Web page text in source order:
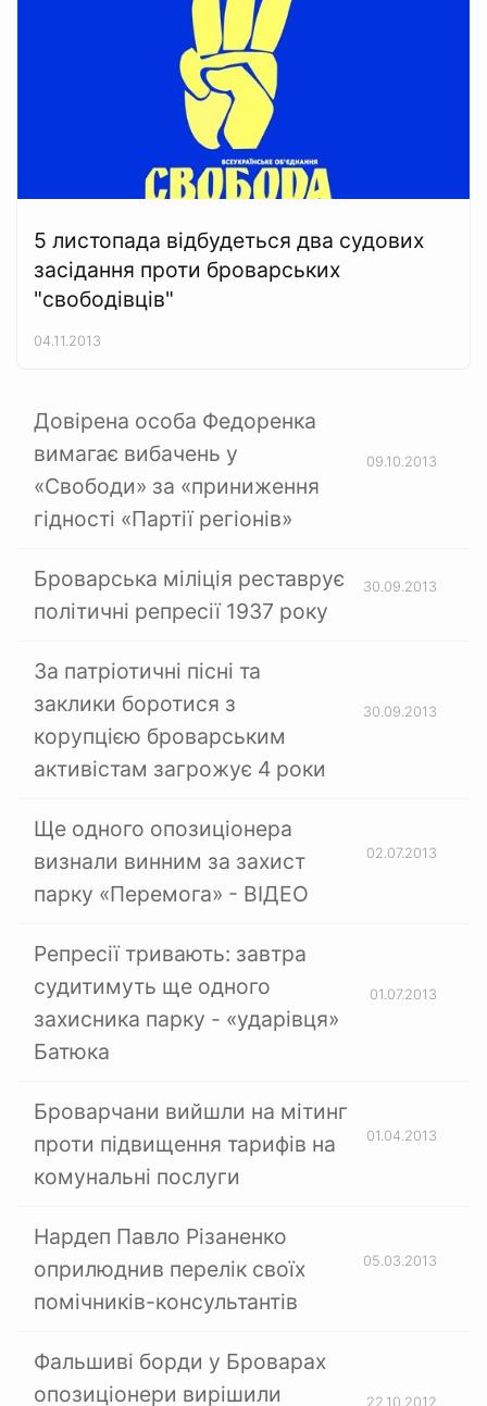
5 листопада відбудеться два судових
засідання проти броварських
"свободівців"
04.11.2013
Довірена особа Федоренка
вимагає вибачень у
«Свободи» за «приниження
гідності «Партії регіонів»
09.10.2013
Броварська міліція реставрує
політичні репресії 1937 року
30.09.2013
За патріотичні пісні та
заклики боротися з
корупцією броварським
активістам загрожує 4 роки
30.09.2013
Ще одного опозиціонера
визнали винним за захист
парку «Перемога» - ВІДЕО
02.07.2013
Репресії тривають: завтра
судитимуть ще одного
захисника парку - «ударівця»
Батюка
01.07.2013
Броварчани вийшли на мітинг
проти підвищення тарифів на
комунальні послуги
01.04.2013
Нардеп Павло Різаненко
оприлюднив перелік своїх
помічників-консультантів
05.03.2013
Фальшиві борди у Броварах
опозиціонери вирішили
22.10.2012